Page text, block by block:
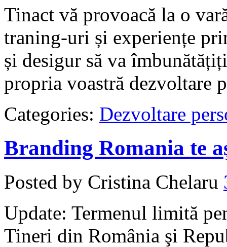
Tinact vă provoacă la o
traning-uri și experiențe
și desigur să va
propria voastră dezvoltare
Categories: Dezvoltare
Branding Romania te
Posted by Cristina Chelaru
Update: Termenul limită
Tineri din România şi